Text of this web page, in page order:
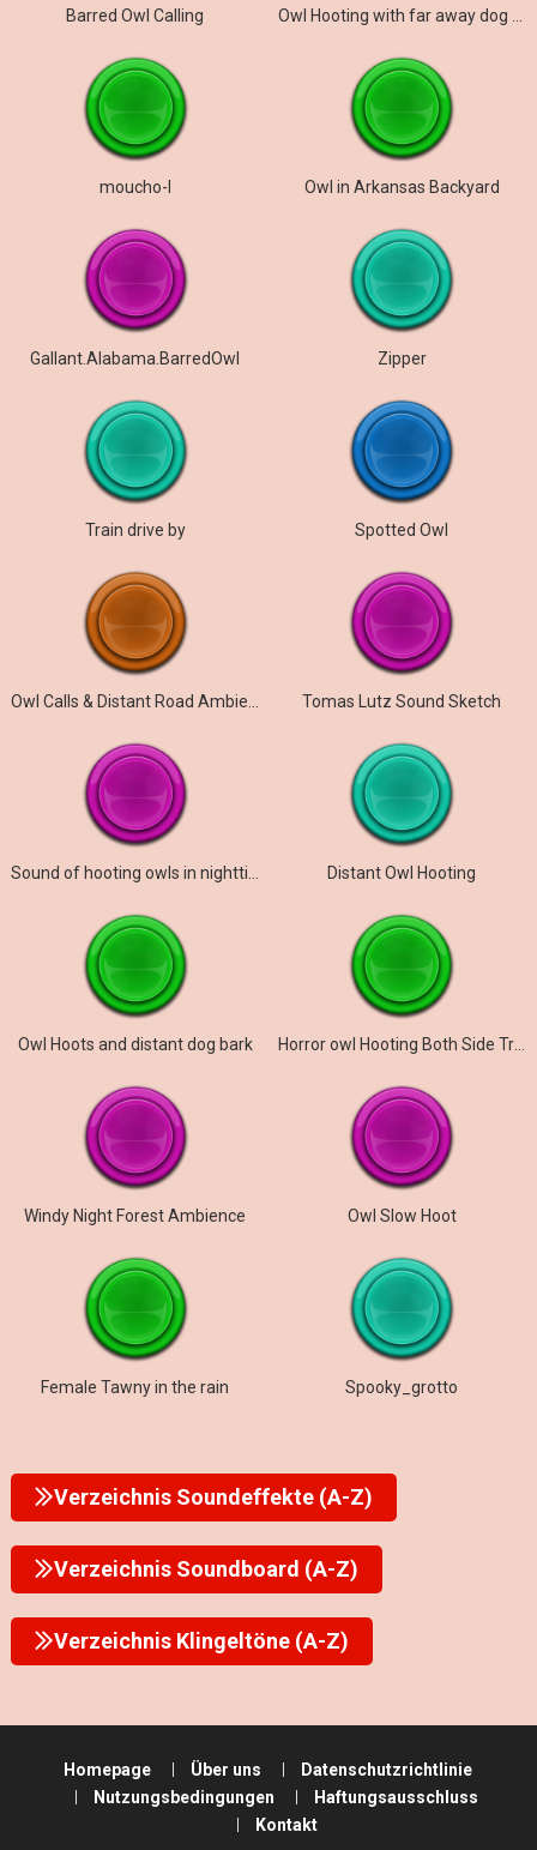
Barred Owl Calling
moucho-I Owl in Arkansas Backyard
Gallant.Alabama.BarredOwl Zipper
Train drive by Spotted Owl
Tomas Lutz Sound Sketch
Distant Owl Hooting
Owl Hoots and distant dog bark Horror owl Hooting Both Side Travel
Windy Night Forest Ambience Owl Slow Hoot
Female Tawny in the rain Spooky_grotto
Verzeichnis Soundeffekte (A-Z)
Verzeichnis Soundboard (A-Z)
Verzeichnis Klingeltöne (A-Z)
Homepage Über uns
Datenschutzrichtlinie
Nutzungsbedingungen
Haftungsausschluss
Kontakt